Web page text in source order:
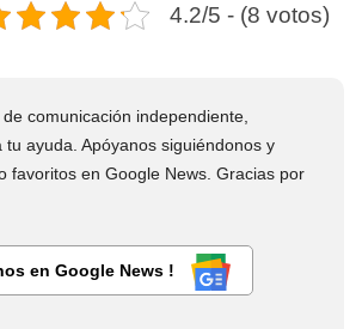
4.2/5 - (8 votos)
comunicación independiente,
tu ayuda. Apóyanos siguiéndonos y
favoritos en Google News. Gracias por
en Google News !